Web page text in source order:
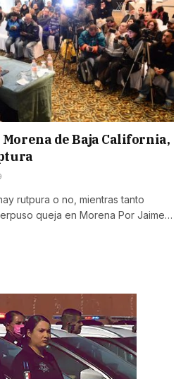
de Baja California,
rutpura o no, mientras tanto
queja en Morena Por Jaime…